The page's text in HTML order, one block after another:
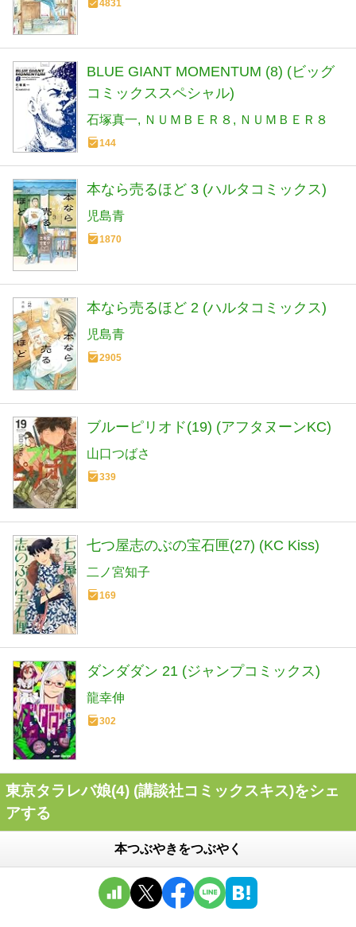
4831
BLUE GIANT MOMENTUM (8) (ビッグ
コミックススペシャル)
石塚真一 ＮＵＭＢＥＲ８ ＮＵＭＢＥＲ８
144
本なら売るほど 3 (ハルタコミックス)
児島青
1870
本なら売るほど 2 (ハルタコミックス)
児島青
2905
ブルーピリオド(19) (アフタヌーンKC)
山口つばさ
339
七つ屋志のぶの宝石匣(27) (KC Kiss)
二ノ宮知子
169
ダンダダン 21 (ジャンプコミックス)
龍幸伸
302
東京タラレバ娘(4) (講談社コミックスキス)をシェ
アする
本つぶやきをつぶやく